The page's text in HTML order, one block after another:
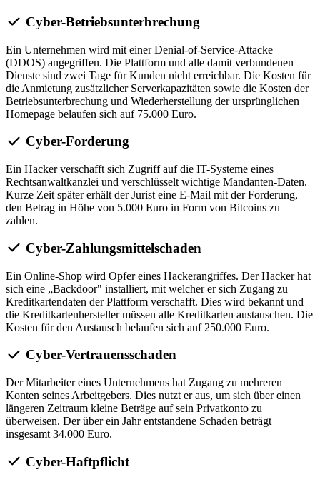
Cyber-Betriebsunterbrechung
Ein Unternehmen wird mit einer Denial-of-Service-Attacke
(DDOS) angegriffen. Die Plattform und alle damit verbundenen
Dienste sind zwei Tage für Kunden nicht erreichbar. Die Kosten für
die Anmietung zusätzlicher Serverkapazitäten sowie die Kosten der
Betriebsunterbrechung und Wiederherstellung der ursprünglichen
Homepage belaufen sich auf 75.000 Euro.
Cyber-Forderung
Ein Hacker verschafft sich Zugriff auf die IT-Systeme eines
Rechtsanwaltkanzlei und verschlüsselt wichtige Mandanten-Daten.
Kurze Zeit später erhält der Jurist eine E-Mail mit der Forderung,
den Betrag in Höhe von 5.000 Euro in Form von Bitcoins zu
zahlen.
Cyber-Zahlungsmittelschaden
Ein Online-Shop wird Opfer eines Hackerangriffes. Der Hacker hat
sich eine „Backdoor" installiert, mit welcher er sich Zugang zu
Kreditkartendaten der Plattform verschafft. Dies wird bekannt und
die Kreditkartenhersteller müssen alle Kreditkarten austauschen. Die
Kosten für den Austausch belaufen sich auf 250.000 Euro.
Cyber-Vertrauensschaden
Der Mitarbeiter eines Unternehmens hat Zugang zu mehreren
Konten seines Arbeitgebers. Dies nutzt er aus, um sich über einen
längeren Zeitraum kleine Beträge auf sein Privatkonto zu
überweisen. Der über ein Jahr entstandene Schaden beträgt
insgesamt 34.000 Euro.
Cyber-Haftpflicht